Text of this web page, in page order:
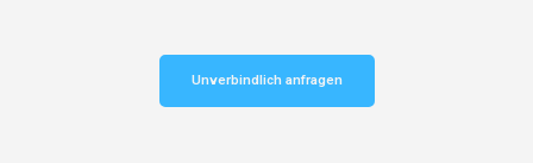
Unverbindlich anfragen